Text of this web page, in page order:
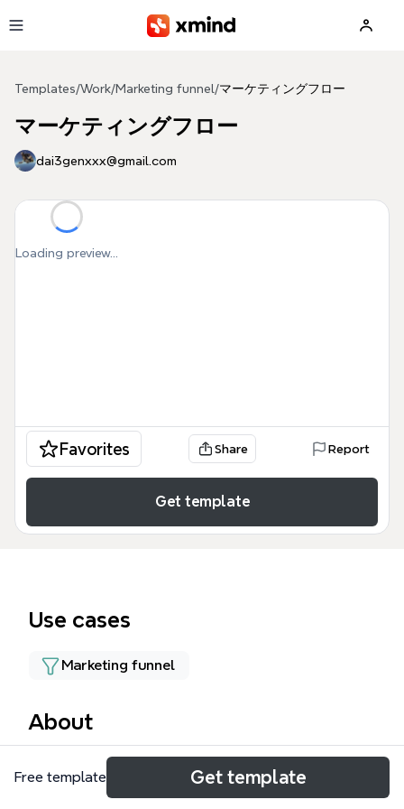
Templates/Work/Marketing funnel/マーケティングフロー
マーケティングフロー
dai3genxxx@gmail.com
Loading preview...
Favorites Share Report
Get template
Use cases
Marketing funnel
About
マーケティングフロー mind mapは、集客からリピー
ト獲得までの全プロセスを232個のノードで体系化し
Free template Get template